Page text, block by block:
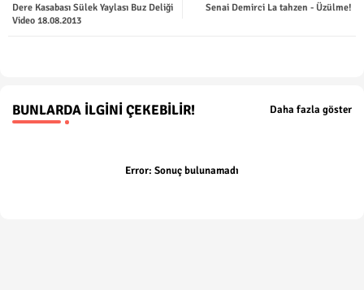
ter tsapSenai Demirci La tahzen - Üzülme!
Dere Kasabası Sülek Yaylası Buz Deliği
Video 18.08.2013
BUNLARDA İLGINI ÇEKEBILIR! Daha fazla göster
Error: Sonuç bulunamadı